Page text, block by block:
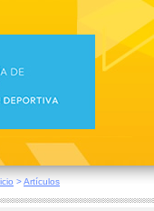
>Artículos